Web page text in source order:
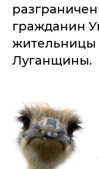
гражданин
жительницы
Луганщины.